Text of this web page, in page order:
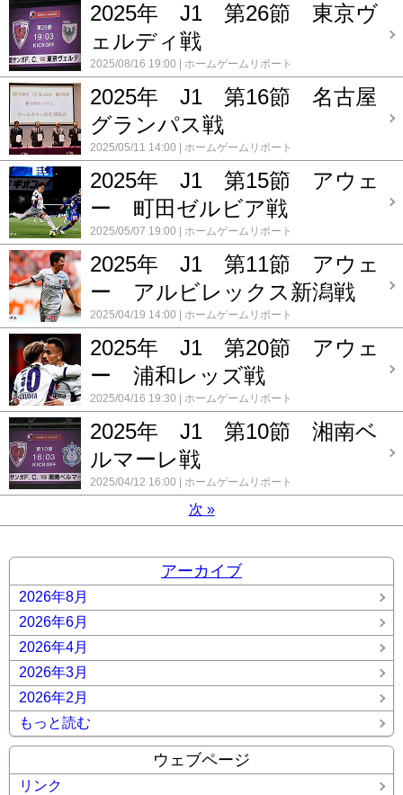
2025年 J1 第26節 東京ヴ
ェルディ戦
2025/08/16 19:00 ホームゲームリポート
2025年 J1 第16節 名古屋
グランパス戦
2025/05/11 14:00 ホームゲームリポート
2025年 J1 第15節 アウェ
ー 町田ゼルビア戦
2025/05/07 19:00 ホームゲームリポート
2025年 J1 第11節 アウェ
ー アルビレックス新潟戦
2025/04/19 14:00 ホームゲームリポート
2025年 J1 第20節 アウェ
ー 浦和レッズ戦
2025/04/16 19:30 ホームゲームリポート
2025年 J1 第10節 湘南ベ
ルマーレ戦
2025/04/12 16:00 ホームゲームリポート
次 »
アーカイブ
2026年8月
2026年6月
2026年4月
2026年3月
2026年2月
もっと読む
ウェブページ
リンク